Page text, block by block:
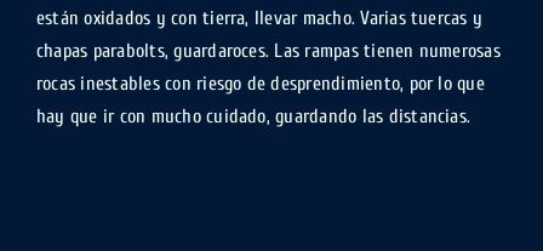
están oxidados y con tierra, llevar macho. Varias tuercas y
chapas parabolts, guardaroces. Las rampas tienen numerosas
rocas inestables con riesgo de desprendimiento, por lo que
hay que ir con mucho cuidado, guardando las distancias.